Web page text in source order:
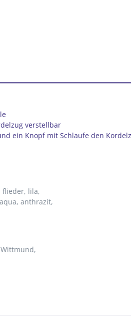
verstellbar
ein Knopf mit Schlaufe den
flieder, lila,
, anthrazit,